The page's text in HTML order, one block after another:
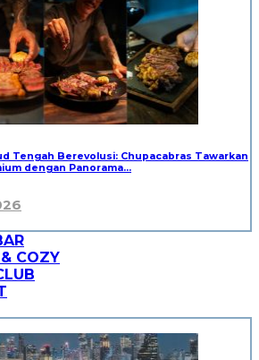
Tengah Berevolusi: Chupacabras Tawarkan
dengan Panorama…
COZY